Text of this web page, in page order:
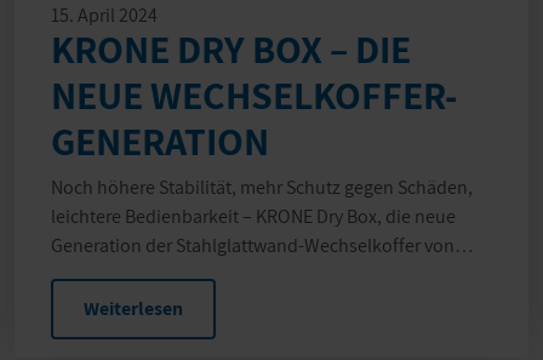
15. April 2024
KRONE DRY BOX – DIE
NEUE WECHSELKOFFER-
GENERATION
Noch höhere Stabilität, mehr Schutz gegen Schäden,
leichtere Bedienbarkeit – KRONE Dry Box, die neue
Generation der Stahlglattwand-Wechselkoffer von…
Weiterlesen